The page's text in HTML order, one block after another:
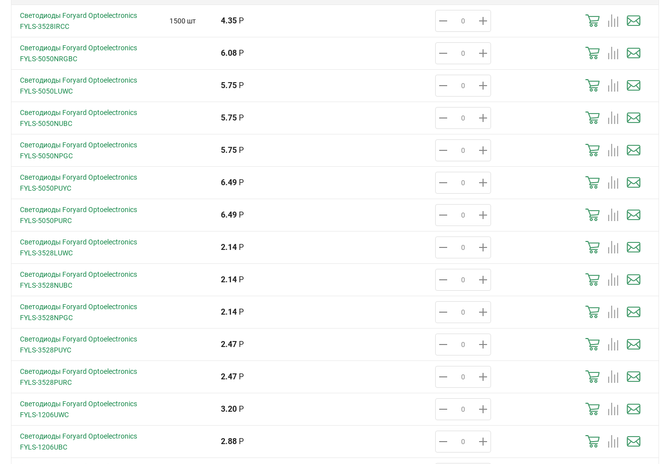
Светодиоды Foryard Optoelectronics
FYLS-3528IRCC
1500 шт 4.35 Р
Светодиоды Foryard Optoelectronics
FYLS-5050NRGBC
6.08 Р
Светодиоды Foryard Optoelectronics
FYLS-5050LUWC
5.75 Р
Светодиоды Foryard Optoelectronics
FYLS-5050NUBC
5.75 Р
Светодиоды Foryard Optoelectronics
FYLS-5050NPGC
5.75 Р
Светодиоды Foryard Optoelectronics
FYLS-5050PUYC
6.49 Р
Светодиоды Foryard Optoelectronics
FYLS-5050PURC
6.49 Р
Светодиоды Foryard Optoelectronics
FYLS-3528LUWC
2.14 Р
Светодиоды Foryard Optoelectronics
FYLS-3528NUBC
2.14 Р
Светодиоды Foryard Optoelectronics
FYLS-3528NPGC
2.14 Р
Светодиоды Foryard Optoelectronics
FYLS-3528PUYC
2.47 Р
Светодиоды Foryard Optoelectronics
FYLS-3528PURC
2.47 Р
Светодиоды Foryard Optoelectronics
FYLS-1206UWC
3.20 Р
Светодиоды Foryard Optoelectronics
FYLS-1206UBC
2.88 Р